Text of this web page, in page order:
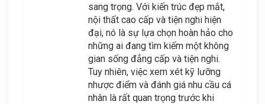
sang trọng. Với kiến trúc đẹp mắt,
nội thất cao cấp và tiện nghi hiện
đại, nó là sự lựa chọn hoàn hảo cho
những ai đang tìm kiếm một không
gian sống đẳng cấp và tiện nghi.
Tuy nhiên, việc xem xét kỹ lưỡng
nhược điểm và đánh giá nhu cầu cá
nhân là rất quan trọng trước khi